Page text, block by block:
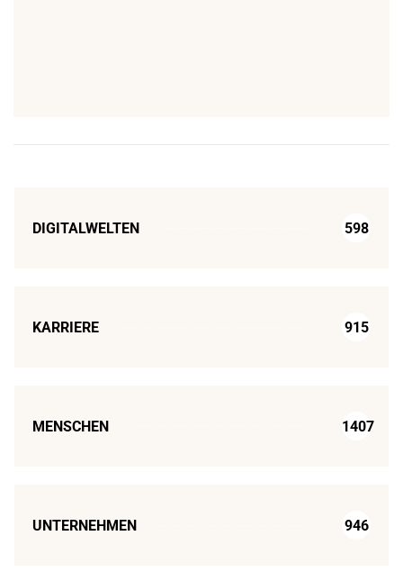
DIGITALWELTEN 598
KARRIERE 915
MENSCHEN 1407
UNTERNEHMEN 946